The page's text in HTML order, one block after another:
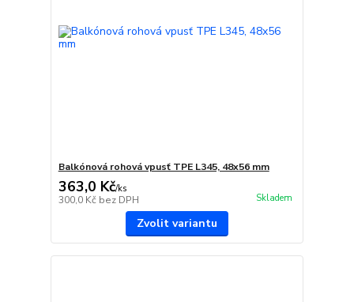
Balkónová rohová vpusť TPE L345, 48x56 mm
363,0 Kč/ks
300,0 Kč bez DPH Skladem
Zvolit variantu